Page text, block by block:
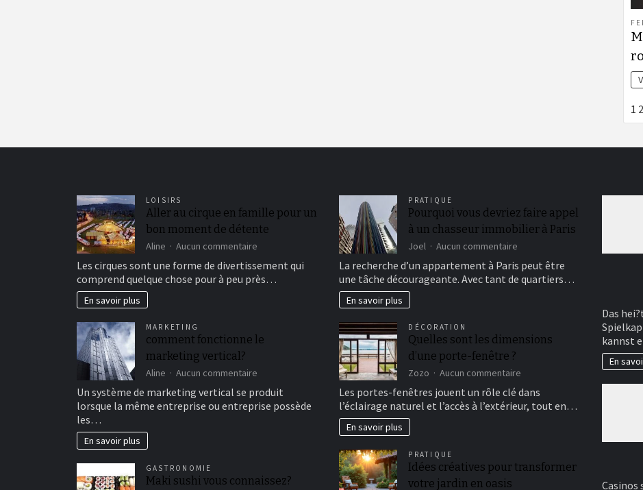
1 2
LOISIRS
Aller au cirque en famille pour un
bon moment de détente
Aline Aucun commentaire
au
cirque
bon
Les cirques sont une forme de divertissement qui
comprend quelque chose pour à peu près…
En savoir plus
MARKETING
comment fonctionne le
marketing vertical?
Aline Aucun commentaire
fonctionne
le
Un système de marketing vertical se produit
lorsque la même entreprise ou entreprise possède
les…
En savoir plus
GASTRONOMIE
Maki sushi vous connaissez?
PRATIQUE
Pourquoi vous devriez faire appel
à un chasseur immobilier à Paris
Joel Aucun commentaire
vous
devriez
chasseur
à
La recherche d’un appartement à Paris peut être
une tâche décourageante. Avec tant de quartiers…
En savoir plus
DÉCORATION
Quelles sont les dimensions
d’une porte-fenêtre ?
Zozo Aucun commentaire
sont
les
?
Les portes-fenêtres jouent un rôle clé dans
l’éclairage naturel et l’accès à l’extérieur, tout en…
En savoir plus
PRATIQUE
Idées créatives pour transformer
votre jardin en oasis
Das
kannst
En
Casinos